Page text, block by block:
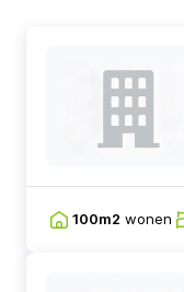
100m2 wonen